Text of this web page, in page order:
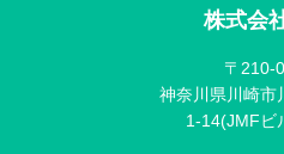
株式会
〒210-
神奈川県川崎市
1-14(JMFビ